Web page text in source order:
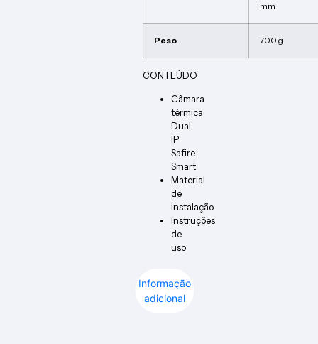
Informação
adicional
mm
Peso 700 g
CONTEÚDO
Câmara
térmica
Dual
IP
Safire
Smart
Material
de
instalação
Instruções
de
uso